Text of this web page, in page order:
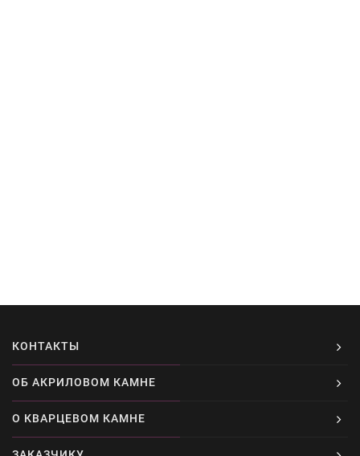
КОНТАКТЫ
ОБ АКРИЛОВОМ КАМНЕ
О КВАРЦЕВОМ КАМНЕ